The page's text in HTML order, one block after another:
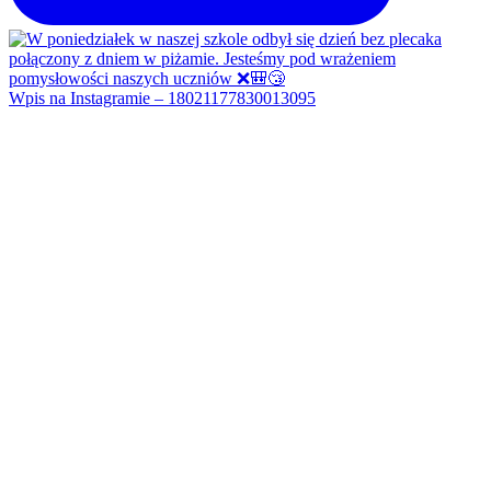
Wpis na Instagramie – 18021177830013095